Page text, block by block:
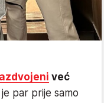
već
par prije samo